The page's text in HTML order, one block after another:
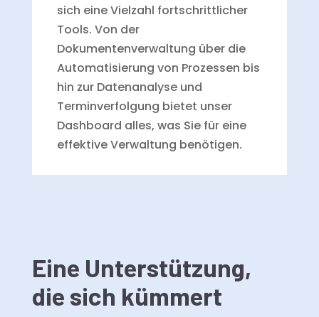
sich eine Vielzahl fortschrittlicher
Tools. Von der
Dokumentenverwaltung über die
Automatisierung von Prozessen bis
hin zur Datenanalyse und
Terminverfolgung bietet unser
Dashboard alles, was Sie für eine
effektive Verwaltung benötigen.
Eine Unterstützung,
die sich kümmert